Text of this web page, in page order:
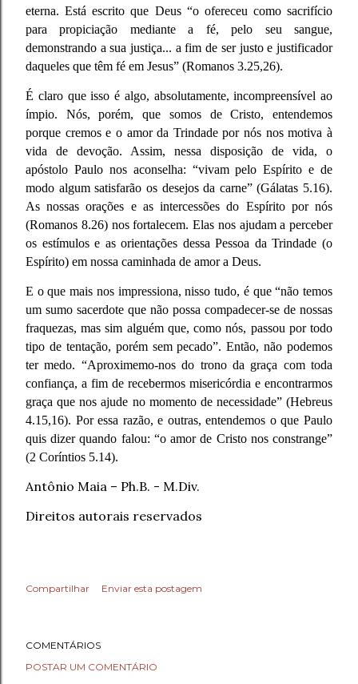
eterna. Está escrito que Deus “o ofereceu como sacrifício
para propiciação mediante a fé, pelo seu sangue,
demonstrando a sua justiça... a fim de ser justo e justificador
daqueles que têm fé em Jesus” (Romanos 3.25,26).
É claro que isso é algo, absolutamente, incompreensível ao
ímpio. Nós, porém, que somos de Cristo, entendemos
porque cremos e o amor da Trindade por nós nos motiva à
vida de devoção. Assim, nessa disposição de vida, o
apóstolo Paulo nos aconselha: “vivam pelo Espírito e de
modo algum satisfarão os desejos da carne” (Gálatas 5.16).
As nossas orações e as intercessões do Espírito por nós
(Romanos 8.26) nos fortalecem. Elas nos ajudam a perceber
os estímulos e as orientações dessa Pessoa da Trindade (o
Espírito) em nossa caminhada de amor a Deus.
E o que mais nos impressiona, nisso tudo, é que “não temos
um sumo sacerdote que não possa compadecer-se de nossas
fraquezas, mas sim alguém que, como nós, passou por todo
tipo de tentação, porém sem pecado”. Então, não podemos
ter medo. “Aproximemo-nos do trono da graça com toda
confiança, a fim de recebermos misericórdia e encontrarmos
graça que nos ajude no momento de necessidade” (Hebreus
4.15,16). Por essa razão, e outras, entendemos o que Paulo
quis dizer quando falou: “o amor de Cristo nos constrange”
(2 Coríntios 5.14).
Antônio Maia – Ph.B. - M.Div.
Direitos autorais reservados
Compartilhar Enviar esta postagem
COMENTÁRIOS
POSTAR UM COMENTÁRIO